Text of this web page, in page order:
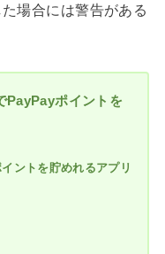
場合には警告がある
PayPayポイントを
ントを貯めれるアプリ